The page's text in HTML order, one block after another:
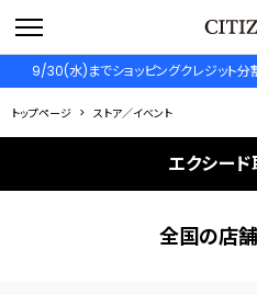
9/30(水)までショッピングクレジット分
トップページ ストア／イベント
エクシー
全国の店